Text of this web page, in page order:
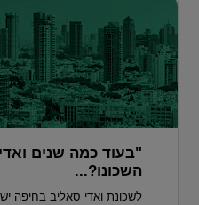
"בעוד כמה שנים
השכונו?...
לשכונת ואדי סאליב בחיפה